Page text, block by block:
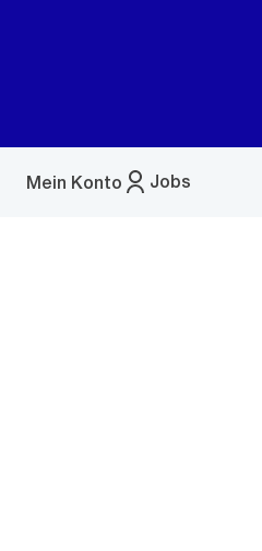
Jobs
Mein Konto
Menü